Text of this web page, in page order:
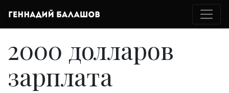
2000 долларов
зарплата